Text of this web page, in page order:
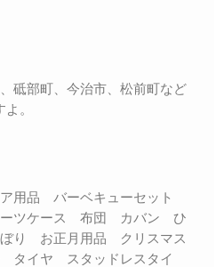
砥部町、今治市、松前町など
。
用品 バーベキューセット
ツケース 布団 カバン ひ
り お正月用品 クリスマス
タイヤ スタッドレスタイ